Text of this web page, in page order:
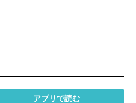
アプリで読む